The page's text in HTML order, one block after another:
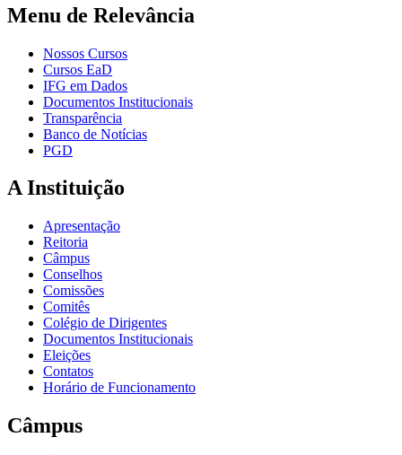
Menu de Relevância
Nossos Cursos
Cursos EaD
IFG em Dados
Documentos Institucionais
Transparência
Banco de Notícias
PGD
A Instituição
Apresentação
Reitoria
Câmpus
Conselhos
Comissões
Comitês
Colégio de Dirigentes
Documentos Institucionais
Eleições
Contatos
Horário de Funcionamento
Câmpus